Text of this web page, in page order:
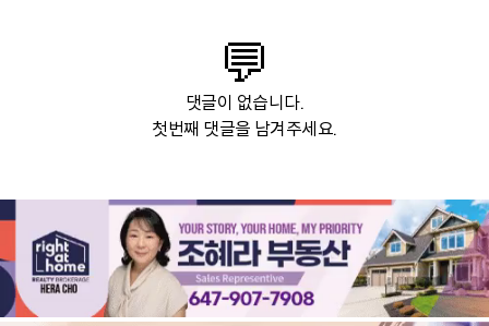
💬
댓글이 없습니다.
첫번째 댓글을 남겨주세요.